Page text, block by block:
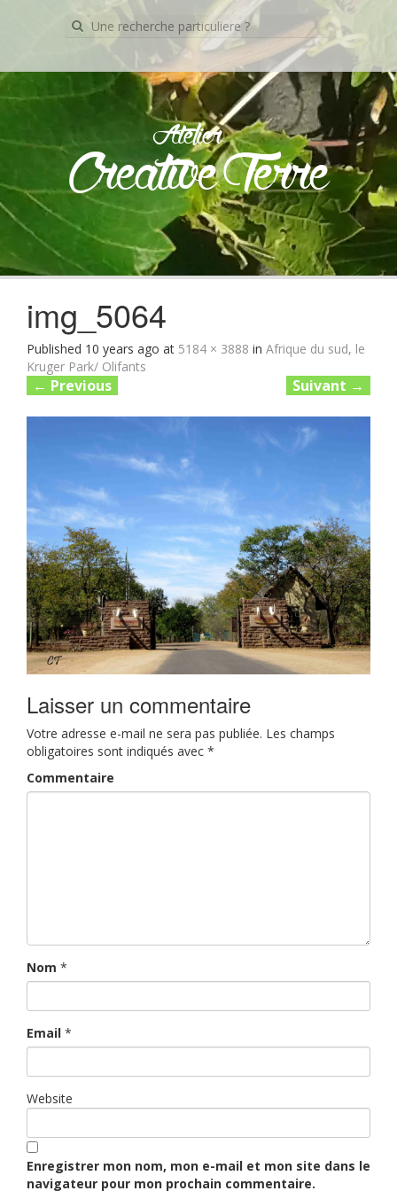
Recherche
pour:
Atelier
Creative Terre
Skip
to
img_5064
Published 10 years ago at 5184 × 3888 in Afrique du sud, le
Kruger Park/ Olifants
← Previous Suivant →
Laisser un commentaire
Votre adresse e-mail ne sera pas publiée. Les champs
obligatoires sont indiqués avec *
Commentaire
Nom *
Email *
Website
Enregistrer mon nom, mon e-mail et mon site dans le
navigateur pour mon prochain commentaire.